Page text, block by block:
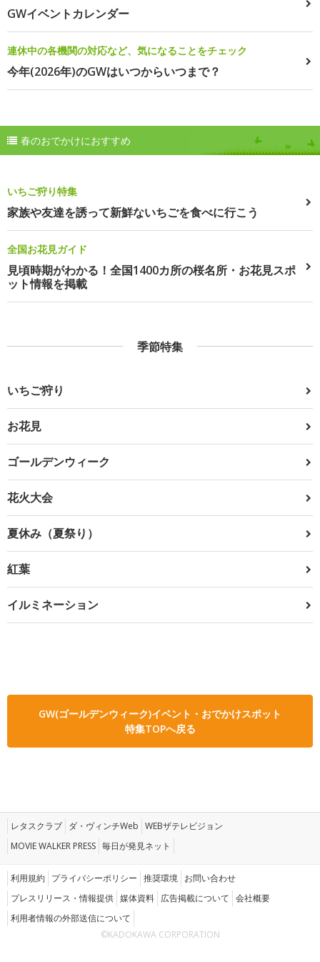
GWイベントカレンダー
連休中の各機関の対応など、気になることをチェック
今年(2026年)のGWはいつからいつまで？
春のおでかけにおすすめ
いちご狩り特集
家族や友達を誘って新鮮ないちごを食べに行こう
全国お花見ガイド
見頃時期がわかる！全国1400カ所の桜名所・お花見スポ
ット情報を掲載
季節特集
いちご狩り
お花見
ゴールデンウィーク
花火大会
夏休み（夏祭り）
紅葉
イルミネーション
GW(ゴールデンウィーク)イベント・おでかけスポット
特集TOPへ戻る
レタスクラブ ダ・ヴィンチWeb WEBザテレビジョン
MOVIE WALKER PRESS 毎日が発見ネット
利用規約 プライバシーポリシー 推奨環境 お問い合わせ
プレスリリース・情報提供 媒体資料 広告掲載について 会社概要
利用者情報の外部送信について
©KADOKAWA CORPORATION